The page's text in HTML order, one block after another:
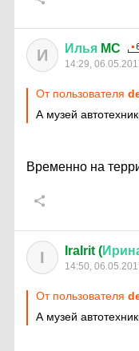
И Илья MC
14:29,
От пользователя
А музей
Временно на
I IraIrit (
14:50,
От пользователя
А музей